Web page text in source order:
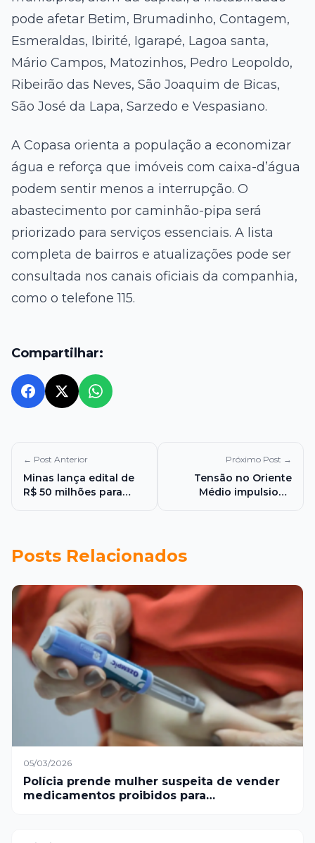
pode afetar Betim, Brumadinho, Contagem,
Esmeraldas, Ibirité, Igarapé, Lagoa santa,
Mário Campos, Matozinhos, Pedro Leopoldo,
Ribeirão das Neves, São Joaquim de Bicas,
São José da Lapa, Sarzedo e Vespasiano.
A Copasa orienta a população a economizar
água e reforça que imóveis com caixa-d’água
podem sentir menos a interrupção. O
abastecimento por caminhão-pipa será
priorizado para serviços essenciais. A lista
completa de bairros e atualizações pode ser
consultada nos canais oficiais da companhia,
como o telefone 115.
Compartilhar:
← Post Anterior
Minas lança edital de
R$ 50 milhões para
Próximo Post →
Tensão no Oriente
Médio impulsiona
Posts Relacionados
05/03/2026
Polícia prende mulher suspeita de vender
medicamentos proibidos para